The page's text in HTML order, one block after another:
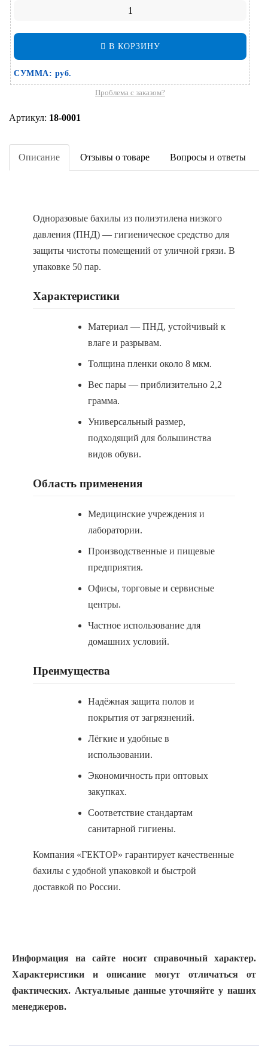
В КОРЗИНУ
СУММА: руб.
Проблема с заказом?
Артикул: 18-0001
Описание Отзывы о товаре Вопросы и ответы
Одноразовые бахилы из полиэтилена низкого
давления (ПНД) — гигиеническое средство для
защиты чистоты помещений от уличной грязи. В
упаковке 50 пар.
Характеристики
Материал — ПНД, устойчивый к
влаге и разрывам.
Толщина пленки около 8 мкм.
Вес пары — приблизительно 2,2
грамма.
Универсальный размер,
подходящий для большинства
видов обуви.
Область применения
Медицинские учреждения и
лаборатории.
Производственные и пищевые
предприятия.
Офисы, торговые и сервисные
центры.
Частное использование для
домашних условий.
Преимущества
Надёжная защита полов и
покрытия от загрязнений.
Лёгкие и удобные в
использовании.
Экономичность при оптовых
закупках.
Соответствие стандартам
санитарной гигиены.
Компания «ГЕКТОР» гарантирует качественные
бахилы с удобной упаковкой и быстрой
доставкой по России.
Информация на сайте носит справочный характер.
Характеристики и описание могут отличаться от
фактических. Актуальные данные уточняйте у наших
менеджеров.